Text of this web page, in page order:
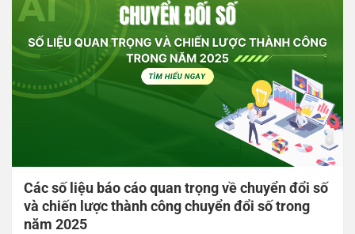
Các số liệu báo cáo quan trọng về chuyển đổi số
và chiến lược thành công chuyển đổi số trong
năm 2025